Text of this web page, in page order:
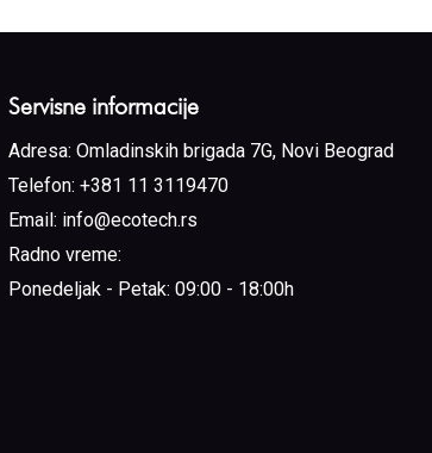
Servisne informacije
Adresa: Omladinskih brigada 7G, Novi Beograd
Telefon: +381 11 3119470
Email: info@ecotech.rs
Radno vreme:
Ponedeljak - Petak: 09:00 - 18:00h